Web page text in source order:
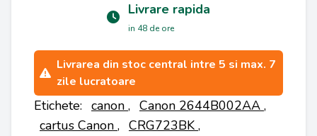
Livrare rapida
in 48 de ore
Livrarea din stoc central intre 5 si max. 7
zile lucratoare
Etichete: canon , Canon 2644B002AA ,
cartus Canon , CRG723BK ,